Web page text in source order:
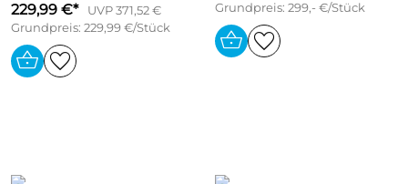
229,99 €*
UVP 371,52 €
Grundpreis: 229,99 €/Stück
Grundpreis: 299,- €/Stück